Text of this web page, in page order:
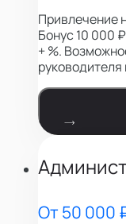
Привлечение
Бонус 10 000
+ %.
От 50 000